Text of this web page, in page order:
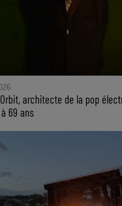
architecte de la pop
69 ans